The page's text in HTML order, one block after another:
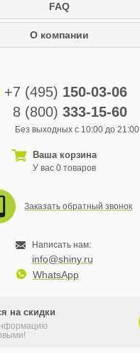
FAQ
О компании
+7 (495) 150-03-06
8 (800) 333-15-60
Без выходных с 10:00 до 21:00
Ваша корзина
У вас 0 товаров
Заказать обратный звонок
Написать нам:
info@shiny.ru
WhatsApp
на скидки